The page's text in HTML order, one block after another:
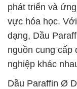
phát triển và
vực hóa học.
dạng, Dầu
nguồn cung cấp
nghiệp khác
Dầu Paraffin Ø